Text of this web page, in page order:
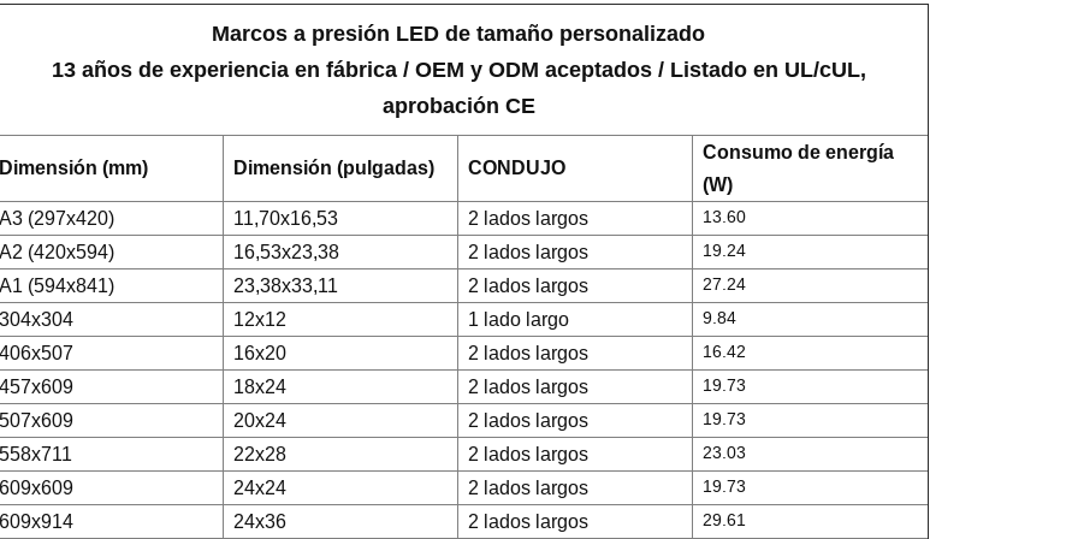
Marcos a presión LED de tamaño personalizado
13 años de experiencia en fábrica / OEM y ODM aceptados / Listado en UL/cUL,
aprobación CE
Dimensión (mm) Dimensión (pulgadas) CONDUJO
Consumo de energía
(W)
A3 (297x420)
11,70x16,53 2 lados largos 13.60
A2 (420x594) 16,53x23,38 2 lados largos 19.24
A1 (594x841) 23,38x33,11 2 lados largos 27.24
304x304 12x12 1 lado largo 9.84
406x507 16x20 2 lados largos 16.42
457x609 18x24 2 lados largos 19.73
507x609 20x24 2 lados largos 19.73
558x711 22x28 2 lados largos 23.03
609x609 24x24 2 lados largos 19.73
609x914 24x36 2 lados largos 29.61